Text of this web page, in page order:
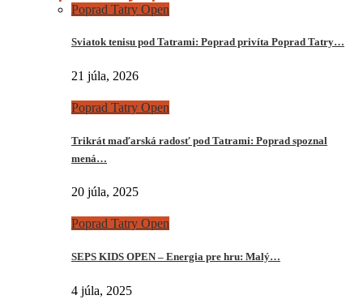
Poprad Tatry Open
Sviatok tenisu pod Tatrami: Poprad privíta Poprad Tatry…
21 júla, 2026
Poprad Tatry Open
Trikrát maďarská radosť pod Tatrami: Poprad spoznal
mená…
20 júla, 2025
Poprad Tatry Open
SEPS KIDS OPEN – Energia pre hru: Malý…
4 júla, 2025